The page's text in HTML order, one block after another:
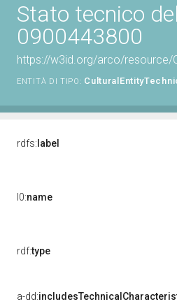
Stato tecnico
0900443800
https://w3id.org/arco/resource/
ENTITÀ DI TIPO:
rdfs: label
l0:name
rdf:type
a-dd: